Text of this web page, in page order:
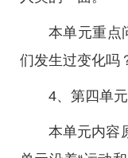
本单元重点
们发生过变化吗
4、第四单
本单元内容